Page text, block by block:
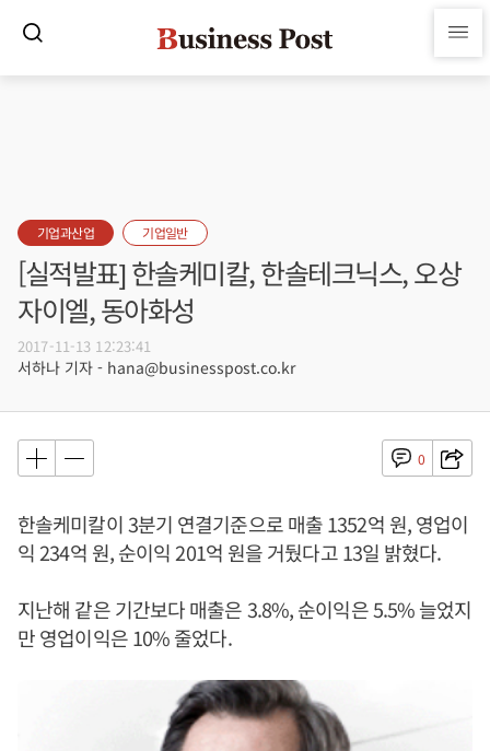
기업과산업 기업일반
[실적발표] 한솔케미칼, 한솔테크닉스, 오상
자이엘, 동아화성
2017-11-13 12:23:41
서하나 기자 - hana@businesspost.co.kr
0
한솔케미칼이 3분기 연결기준으로 매출 1352억 원, 영업이
익 234억 원, 순이익 201억 원을 거뒀다고 13일 밝혔다.
지난해 같은 기간보다 매출은 3.8%, 순이익은 5.5% 늘었지
만 영업이익은 10% 줄었다.